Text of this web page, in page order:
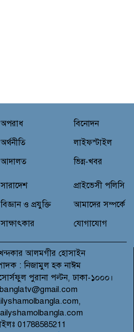
অংশ নিলেন তিন শতাধিক
মাগুরায় লোডশেডিংয়ের গরম থেকে
বাঁচতে মসজিদের ছাদে উঠে
বিদ্যুৎস্পৃষ্টে মুয়াজ্জিনের মৃত্যু!
রুপনগর প্রেসক্লাবের সদস্য মোঃ রুহুল
আমিন এর মমতাময়ী মায়ের মৃত্যু
অপরাধ
অর্থনীতি
আদালত
বিনোদন
লাইফস্টাইল
ভিন্ন-খবর
সারাদেশ
বিজ্ঞান ও প্রযুক্তি
সাক্ষাৎকার
প্রাইভেসী পলিসি
আমাদের সম্পর্কে
যোগাযোগ
আলমগীর হোসাইন
: নিজামুল হক নাঈম
পুরানা পল্টন, ঢাকা-১০০০।
01788585211